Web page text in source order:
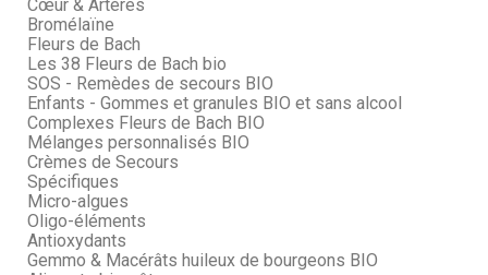
Cœur & Artères
Bromélaïne
Fleurs de Bach
Les 38 Fleurs de Bach bio
SOS - Remèdes de secours BIO
Enfants - Gommes et granules BIO et sans alcool
Complexes Fleurs de Bach BIO
Mélanges personnalisés BIO
Crèmes de Secours
Spécifiques
Micro-algues
Oligo-éléments
Antioxydants
Gemmo & Macérâts huileux de bourgeons BIO